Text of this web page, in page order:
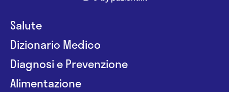
Salute
Dizionario Medico
Diagnosi e Prevenzione
Alimentazione